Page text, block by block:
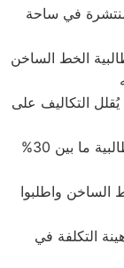
في ساحة
الخط الساخن
التكاليف على
وتتراوح قيمة العروض في يونيفرسال الطالبية ما بين 30%
الساخن واطلبوا
التكلفة في